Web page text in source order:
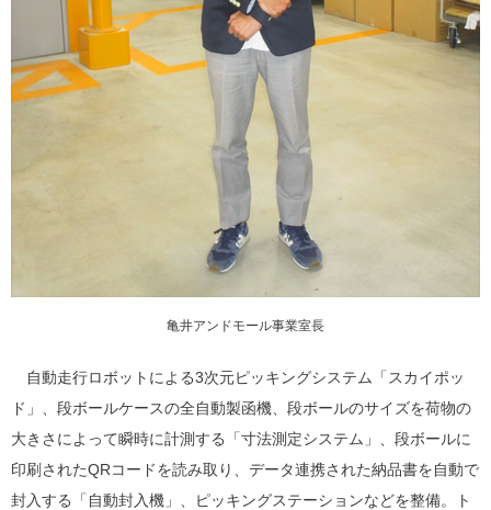
亀井アンドモール事業室長
自動走行ロボットによる3次元ピッキングシステム「スカイポッ
ド」、段ボールケースの全自動製函機、段ボールのサイズを荷物の
大きさによって瞬時に計測する「寸法測定システム」、段ボールに
印刷されたQRコードを読み取り、データ連携された納品書を自動で
封入する「自動封入機」、ピッキングステーションなどを整備。ト